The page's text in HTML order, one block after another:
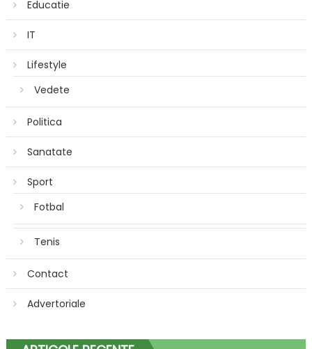
Educatie
IT
Lifestyle
Vedete
Politica
Sanatate
Sport
Fotbal
Tenis
Contact
Advertoriale